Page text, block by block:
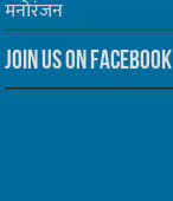
मनोरंजन
Join us on Facebook